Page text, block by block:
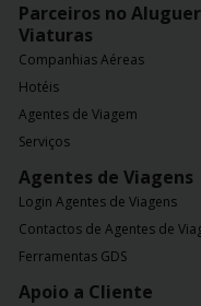
Parceiros no
Viaturas
Companhias Aéreas
Hotéis
Agentes de Viagem
Serviços
Agentes de Viagens
Login Agentes de Viagens
Contactos de Agentes de
Ferramentas GDS
Apoio a Cliente